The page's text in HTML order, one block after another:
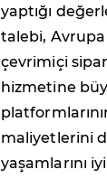
yaptığı
talebi,
çevrimiçi
hizmetine
maliyetlerini
yaşamlarını